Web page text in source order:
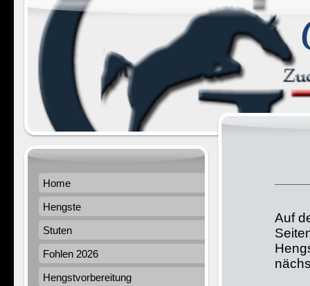
Auf
Home
Hengste
Stuten
Fohlen 2026
Hengstvorbereitung